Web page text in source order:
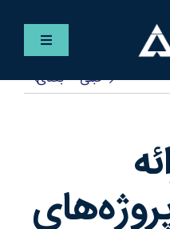
کنترلر
فارسی
خدمات
قبلی بعدی